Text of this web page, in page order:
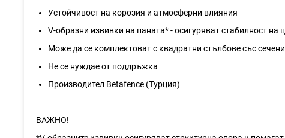
Устойчивост на корозия и атмосферни влияния
V-образни извивки на паната* - осигуряват стабилност на
Може да се комплектоват с квадратни стълбове със
Не се нуждае от поддръжка
Производител Betafence (Турция)
ВАЖНО!